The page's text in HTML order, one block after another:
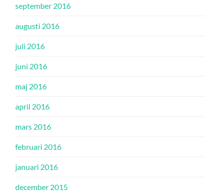
september 2016
augusti 2016
juli 2016
juni 2016
maj 2016
april 2016
mars 2016
februari 2016
januari 2016
december 2015